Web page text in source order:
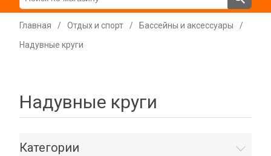
Главная / Отдых и спорт / Бассейны и аксессуары
/
Надувные круги
Надувные круги
Категории